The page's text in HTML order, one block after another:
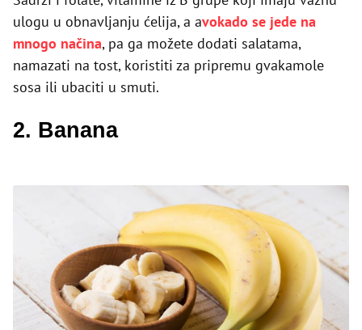
ulogu u obnavljanju ćelija, a avokado se jede na
mnogo načina, pa ga možete dodati salatama,
namazati na tost, koristiti za pripremu gvakamole
sosa ili ubaciti u smuti.
2. Banana